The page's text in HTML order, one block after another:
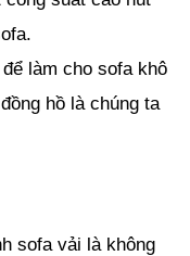
làm cho sofa khô
hồ là chúng ta
sofa vải là không